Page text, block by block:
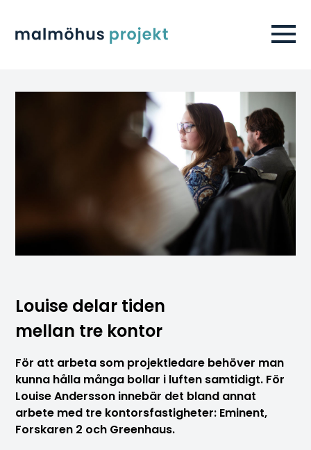
Louise delar tiden
mellan tre kontor
För att arbeta som projektledare behöver man
kunna hålla många bollar i luften samtidigt. För
Louise Andersson innebär det bland annat
arbete med tre kontorsfastigheter: Eminent,
Forskaren 2 och Greenhaus.